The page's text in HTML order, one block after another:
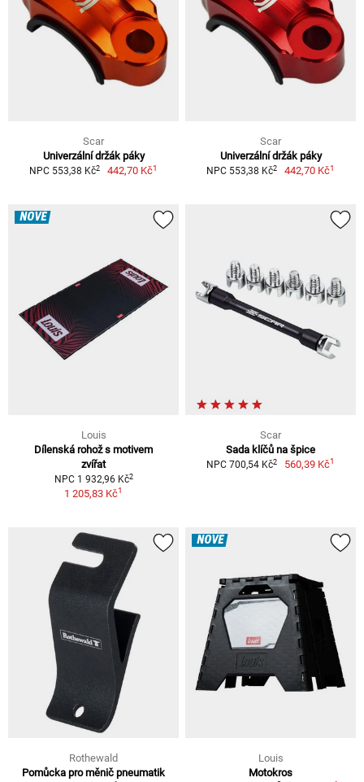
Scar
Univerzální držák páky
NPC 553,38 Kč2 442,70 Kč1
Scar
Univerzální držák páky
NPC 553,38 Kč2 442,70 Kč1
NOVÉ
Louis
Dílenská rohož s motivem
zvířat
NPC 1 932,96 Kč2
1 205,83 Kč1
Scar
Sada klíčů na špice
NPC 700,54 Kč2 560,39 Kč1
Rothewald
Pomůcka pro měnič pneumatik
NOVÉ
Louis
Motokros